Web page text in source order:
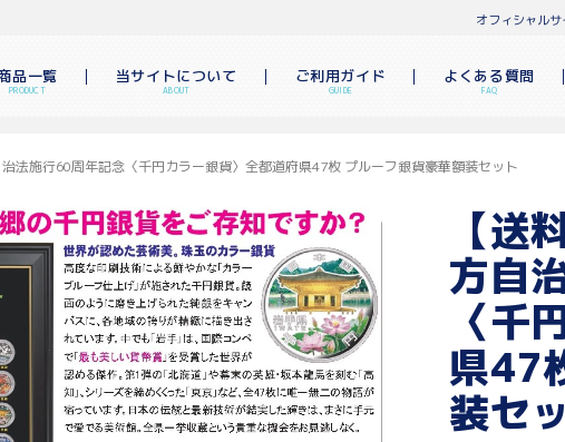
オフィシャル
品一覧
PRODUCT
当サイトについて
ABOUT
ご利用ガイド
GUIDE
よくある質問
FAQ
法施行60周年記念〈千円カラー銀貨〉全都道府県47枚 プルーフ銀貨豪華額装セット
【
方自
〈千
県47
装セ